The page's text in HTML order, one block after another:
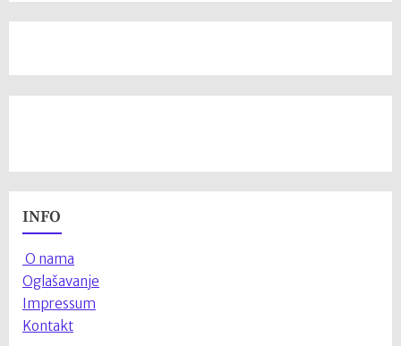
INFO
O nama
Oglašavanje
Impressum
Kontakt